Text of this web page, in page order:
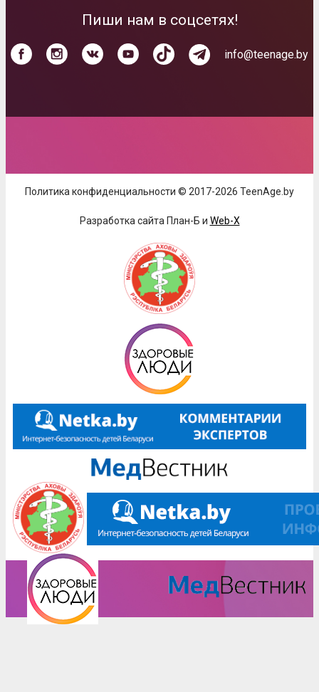
Пиши нам в соцсетях!
info@teenage.by
Политика конфиденциальности © 2017-2026 TeenAge.by
Разработка сайта План-Б и Web-X